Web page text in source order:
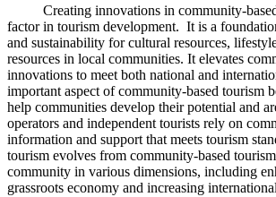
Creating innovations in community-based
factor in tourism development. It is a
and sustainability for cultural resources,
resources in local communities. It elevates
innovations to meet both national and
important aspect of community-based tourism
help communities develop their potential and
operators and independent tourists rely on
information and support that meets tourism
tourism evolves from community-based
community in various dimensions, including
grassroots economy and increasing